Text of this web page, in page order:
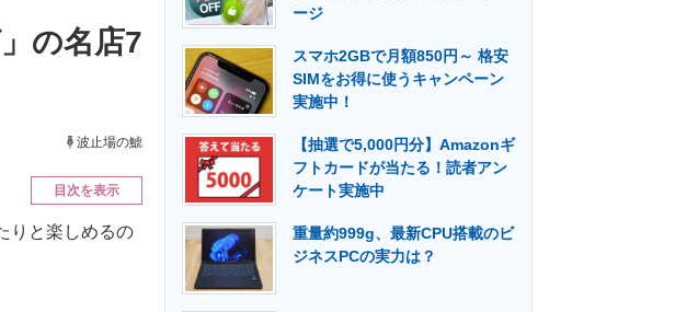
製造業のIT導入・活用を支援
エネルギーの専門メディア 建設×テクノロジーの最前線
の名店7
波止場の鯱
目次を表示
りと楽しめるの
ージ
スマホ2GBで月額850円～ 格安
SIMをお得に使うキャンペーン
実施中！
【抽選で5,000円分】Amazonギ
フトカードが当たる！読者アン
ケート実施中
重量約999g、最新CPU搭載のビ
ジネスPCの実力は？